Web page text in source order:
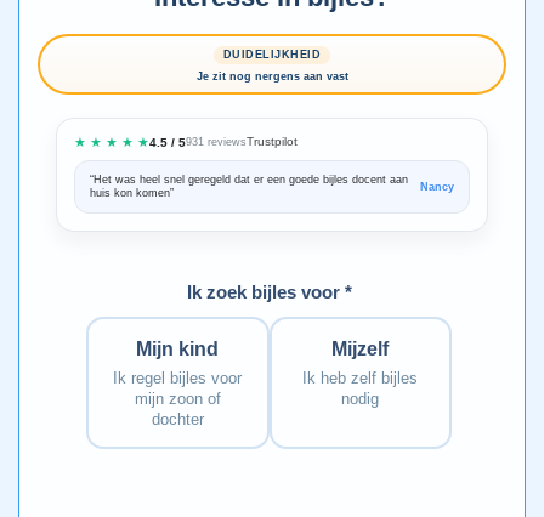
DUIDELIJKHEID
Je zit nog nergens aan vast
★ ★ ★ ★ ★4.5 / 5931 reviewsTrustpilot
“Het was heel snel geregeld dat er een goede bijles docent aan
huis kon komen”
Nancy
Ik zoek bijles voor *
Mijn kind
Ik regel bijles voor
mijn zoon of
dochter
Mijzelf
Ik heb zelf bijles
nodig